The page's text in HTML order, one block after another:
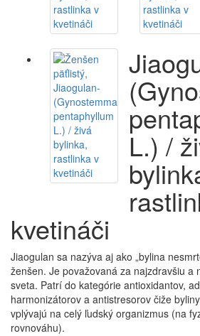
L.) /
kvetináči
Jiaogulan sa nazýva aj ako „bylina
ženšen. Je považovaná za najzdravšiu a
sveta. Patrí do kategórie antioxidantov,
harmonizátorov a antistresorov čiže
vplývajú na celý ľudský organizmus (na
rovnováhu).